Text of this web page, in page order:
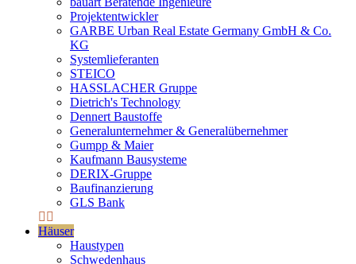
Projektentwickler
GARBE Urban Real Estate Germany GmbH & Co.
KG
Systemlieferanten
STEICO
HASSLACHER Gruppe
Dietrich's Technology
Dennert Baustoffe
Generalunternehmer & Generalübernehmer
Gumpp & Maier
Kaufmann Bausysteme
DERIX-Gruppe
Baufinanzierung
GLS Bank
Häuser
Haustypen
Schwedenhaus